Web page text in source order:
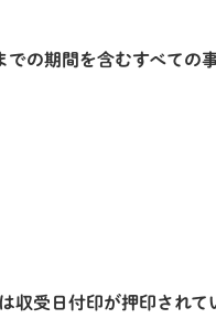
での期間を含むすべての
収受日付印が押印されて